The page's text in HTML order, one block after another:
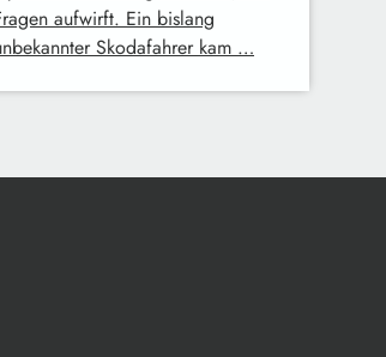
aufwirft. Ein bislang
Skodafahrer kam …